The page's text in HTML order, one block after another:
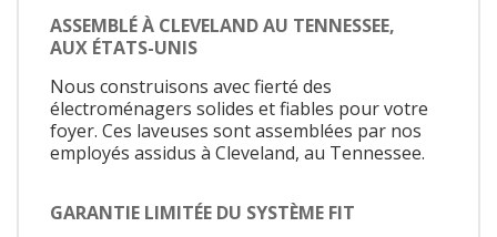
ASSEMBLÉ À CLEVELAND AU TENNESSEE,
AUX ÉTATS-UNIS
Nous construisons avec fierté des
électroménagers solides et fiables pour votre
foyer. Ces laveuses sont assemblées par nos
employés assidus à Cleveland, au Tennessee.
GARANTIE LIMITÉE DU SYSTÈME FIT